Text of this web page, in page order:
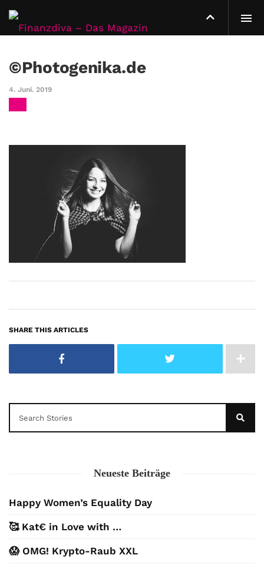
©Photogenika.de
4. Juni. 2019
SHARE THIS ARTICLES
Neueste Beiträge
Happy Women’s Equality Day
🥰 Kat€ in Love with …
😱 OMG! Krypto-Raub XXL